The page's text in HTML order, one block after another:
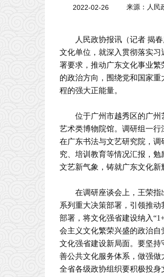
2022-02-26 来源：人民
人民政协报讯（记者 揭
文化单位，就深入贯彻落实
署要求，推动广东文化事业
的政治方向，围绕党和国家
程的强大正能量。
位于广州市越秀区的广
艺术类博物院馆。调研组一行
在广东书法与文艺研究院，
究、培训教育等情况汇报，
文艺新气象，铸就广东文化新
在调研座谈会上，王荣
系列重大决策部署，引领推
部署，将文化强省建设纳入
会主义文化繁荣兴盛的政治自
文化强省建设新局面。要坚
善公共文化服务体系，做强做
全省各级政协组织要积极投